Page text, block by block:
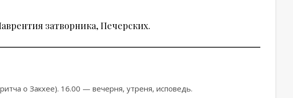
затворника, Печерских.
о Закхее). 16.00 — вечерня, утреня, исповедь.